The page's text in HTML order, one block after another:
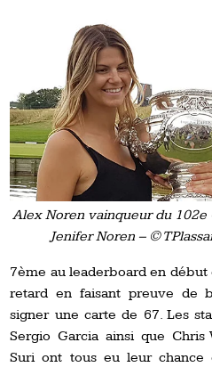
Alex Noren vainqueur du 102e
Jenifer Noren – ©
7ème au leaderboard en
retard en faisant preuve de
signer une carte de 67. Les
Sergio Garcia ainsi que Chris
Suri ont tous eu leur chance